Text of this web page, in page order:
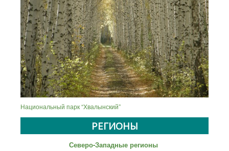
Национальный парк “Хвалынский”
РЕГИОНЫ
Северо-Западные регионы